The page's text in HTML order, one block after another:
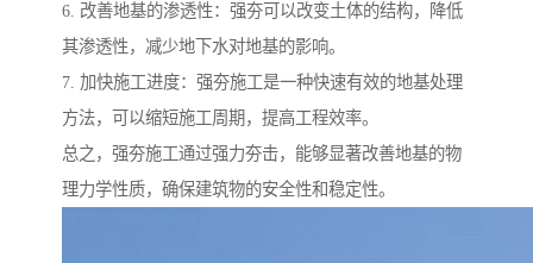
6. 改善地基的渗透性：强夯可以改变土体的结构，降低
其渗透性，减少地下水对地基的影响。
7. 加快施工进度：强夯施工是一种快速有效的地基处理
方法，可以缩短施工周期，提高工程效率。
总之，强夯施工通过强力夯击，能够显著改善地基的物
理力学性质，确保建筑物的安全性和稳定性。